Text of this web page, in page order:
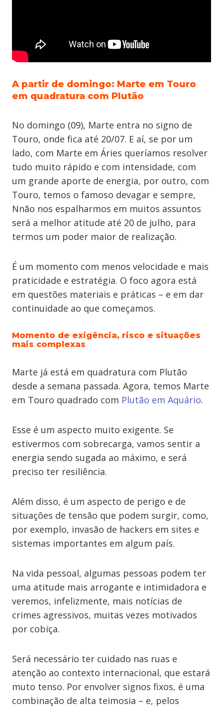
A partir de domingo: Marte em Touro
em quadratura com Plutão
No domingo (09), Marte entra no signo de
Touro, onde fica até 20/07. E aí, se por um
lado, com Marte em Áries queríamos resolver
tudo muito rápido e com intensidade, com
um grande aporte de energia, por outro, com
Touro, temos o famoso devagar e sempre,
Nnão nos espalharmos em muitos assuntos
será a melhor atitude até 20 de julho, para
termos um poder maior de realização.
É um momento com menos velocidade e mais
praticidade e estratégia. O foco agora está
em questões materiais e práticas – e em dar
continuidade ao que começamos.
Momento de exigência, risco e situações
mais complexas
Marte já está em quadratura com Plutão
desde a semana passada. Agora, temos Marte
em Touro quadrado com Plutão em Aquário.
Esse é um aspecto muito exigente. Se
estivermos com sobrecarga, vamos sentir a
energia sendo sugada ao máximo, e será
preciso ter resiliência.
Além disso, é um aspecto de perigo e de
situações de tensão que podem surgir, como,
por exemplo, invasão de hackers em sites e
sistemas importantes em algum país.
Na vida pessoal, algumas pessoas podem ter
uma atitude mais arrogante e intimidadora e
veremos, infelizmente, mais notícias de
crimes agressivos, muitas vezes motivados
por cobiça.
Será necessário ter cuidado nas ruas e
atenção ao contexto internacional, que estará
muto tenso. Por envolver signos fixos, é uma
combinação de alta teimosia – e, pelos